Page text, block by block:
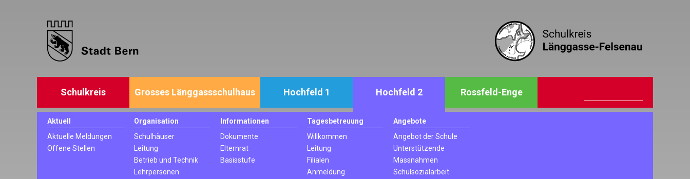
Schulkreis Grosses Länggassschulhaus Hochfeld 1 Hochfeld 2 Rossfeld-Enge
Aktuell
Aktuelle Meldungen
Offene Stellen
Organisation
Schulhäuser
Leitung
Betrieb und Technik
Lehrpersonen
Informationen
Dokumente
Elternrat
Basisstufe
Tagesbetreuung
Willkommen
Leitung
Filialen
Anmeldung
Angebote
Angebot der Schule
Unterstützende
Massnahmen
Schulsozialarbeit